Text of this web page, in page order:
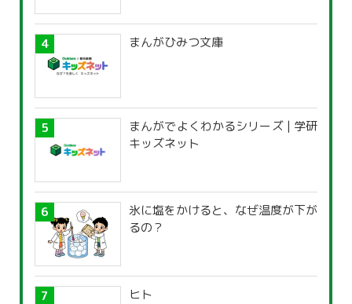
まんがひみつ文庫
まんがでよくわかるシリーズ | 学研
キッズネット
氷に塩をかけると、なぜ温度が下が
るの？
ヒト